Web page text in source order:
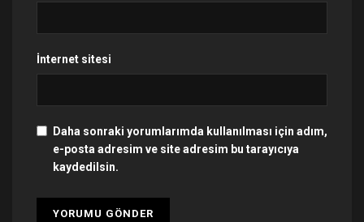
İnternet sitesi
Daha sonraki yorumlarımda kullanılması için adım,
e-posta adresim ve site adresim bu tarayıcıya
kaydedilsin.